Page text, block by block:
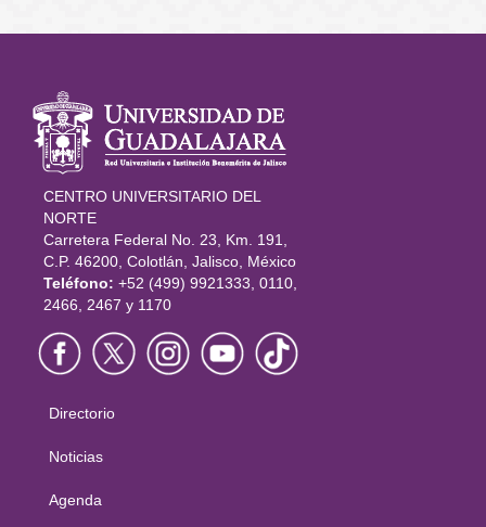
Información
del portal
CENTRO UNIVERSITARIO DEL
NORTE
Carretera Federal No. 23, Km. 191,
C.P. 46200, Colotlán, Jalisco, México
Teléfono: +52 (499) 9921333, 0110,
2466, 2467 y 1170
Menú
principal
Directorio
Noticias
Agenda